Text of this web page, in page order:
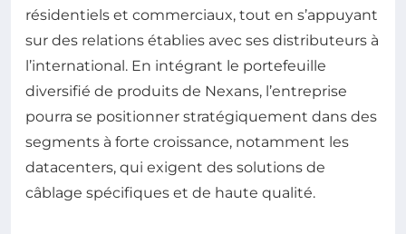
résidentiels et commerciaux, tout en s’appuyant
sur des relations établies avec ses distributeurs à
l’international. En intégrant le portefeuille
diversifié de produits de Nexans, l’entreprise
pourra se positionner stratégiquement dans des
segments à forte croissance, notamment les
datacenters, qui exigent des solutions de
câblage spécifiques et de haute qualité.